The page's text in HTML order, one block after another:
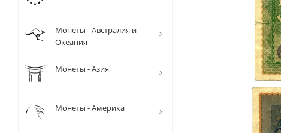
Монеты - Австралия и
Океания
Монеты - Азия
Монеты - Америка